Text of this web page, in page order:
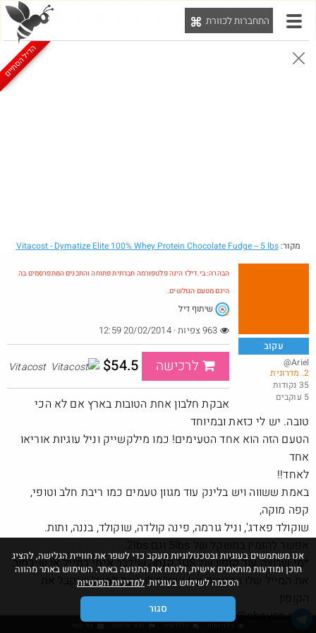
התחברות לכוורת
הבהרה: בי.דילז הינה פלטפורמה חברתית פתוחה והתכנים המתפרסמים בה הינם מטעם הגולשים.
50 שקל תווי קניה לקרביץ בקניה באתר קפה עלית מעל 79
@אבי_בי
8· 11· 430
אנו משתמשים בעוגיות ובטכנולוגיות מעקב כדי לשפר את חוויית הגלישה, להציג
תוכן ומודעות מותאמים אישית, ולנתח את התנועה באתר. השימוש באתר מהווה
הסכמה לשימוש בעוגיות.למדיניות הפרטיות
סגור
הדיל הסתיים
מקור: Vitacost- Dymatize Elite 100% Whey Protein Chocolate Fudge -- 5 lbs
עקוב
@Ariel
2. מדרונית
35 נקודות
5 עוקבים
הבהרה: בי.דילז הינה פלטפורמה חברתית פתוחה והתכנים המתפרסמים בה
הינם מטעם הגולשים.
שיתוף דיל
לרכישה $54.5
Vitacost
אבקת חלבון אחת הטובות בארץ אם לא הכי
טובה. יש לי כזאת ובמיוחד
הטעם הזה הוא אחד הטעימים! כמו מילקשייק וניל עוגיות אוריאו
אחד
לאחד!!
באמת ששווה ויש בלינק עוד מגוון טעמים כמו ריבת חלב וטופי,
קפה מוקה,
שוקולד פאדג', וניל גורמה, פינה קולדה, שוקולד, בננה, ותות.
אפשר להזמין במשקל של 5lbs וגם 2lbs.
*מי שרוצה עוד קופון של 10$ הנחה שידבר איתי במייל או שיכתוב
את המייל שלו בתגובות אני אשלח לו לינק למייל שיקבל את
הקופון.
ariel@ohayon.co.il